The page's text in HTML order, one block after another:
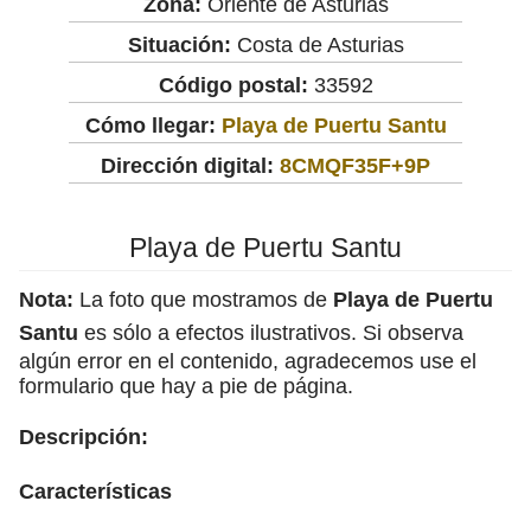
Situación: Costa de Asturias
Código postal: 33592
Cómo llegar: Playa de Puertu Santu
Dirección digital: 8CMQF35F+9P
Playa de Puertu Santu
Nota: La foto que mostramos de Playa de Puertu
Santu es sólo a efectos ilustrativos. Si observa
algún error en el contenido, agradecemos use el
formulario que hay a pie de página.
Descripción:
Características